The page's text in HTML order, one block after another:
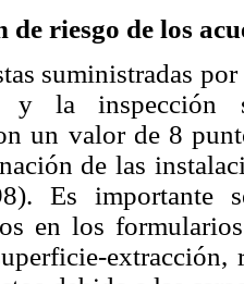
de riesgo de los
suministradas
y la inspección
un valor de 8
de las
Es importante
en los